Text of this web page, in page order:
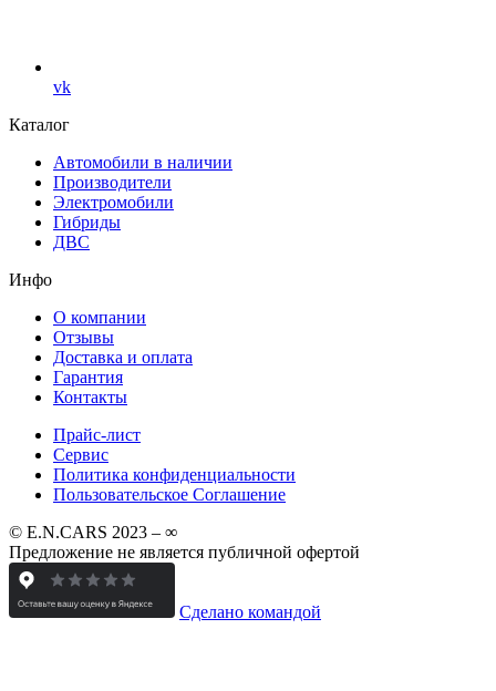
vk
Каталог
Автомобили в наличии
Производители
Электромобили
Гибриды
ДВС
Инфо
О компании
Отзывы
Доставка и оплата
Гарантия
Контакты
Прайс-лист
Сервис
Политика конфиденциальности
Пользовательское Соглашение
© E.N.CARS 2023 – ∞
Предложение не является публичной офертой
Сделано командой